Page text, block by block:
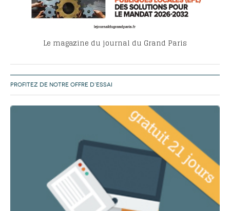
Le magazine du journal du Grand Paris
PROFITEZ DE NOTRE OFFRE D’ESSAI